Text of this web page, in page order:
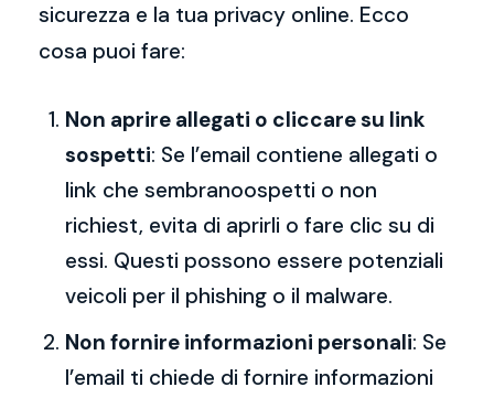
sicurezza e la tua privacy online. Ecco
cosa puoi fare:
Non aprire allegati o cliccare su link
sospetti: Se l’email contiene allegati o
link che sembranoospetti o non
richiest, evita di aprirli o fare clic su di
essi. Questi possono essere potenziali
veicoli per il phishing o il malware.
Non fornire informazioni personali: Se
l’email ti chiede di fornire informazioni